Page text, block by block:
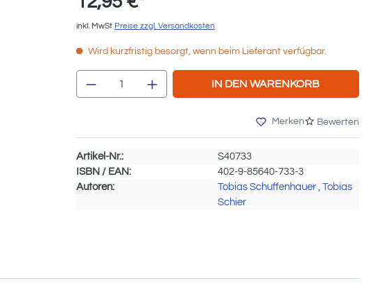
inkl. MwSt Preise zzgl. Versandkosten
Wird kurzfristig besorgt, wenn beim Lieferant verfügbar.
Produkt Anzahl: Gib den gewünschten
IN DEN WARENKORB
Merken Bewerten
Artikel-Nr.:
S40733
ISBN / EAN:
402-9-85640-733-3
Autoren:
Tobias Schuffenhauer , Tobias
Schier